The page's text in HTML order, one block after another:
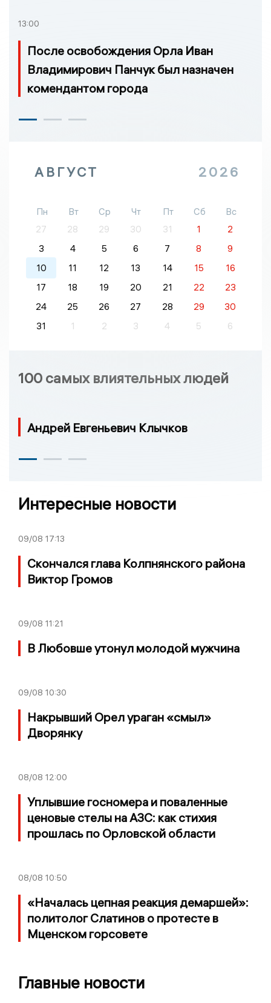
13:00
После освобождения Орла Иван
Владимирович Панчук был назначен
комендантом города
АВГУСТ 2026
Пн Вт Ср Чт Пт Сб
Вс
27
28 29 30 31 1
2
3
4 5 6 7 8
9
10
11 12 13 14 15
16
17
18 19 20 21 22
23
24
25 26 27 28 29
30
31
1 2 3 4 5 6
100 самых влиятельных людей
Андрей Евгеньевич Клычков
Интересные новости
09/08 17:13
Скончался глава Колпнянского района
Виктор Громов
09/08 11:21
В Любовше утонул молодой мужчина
09/08 10:30
Накрывший Орел ураган «смыл»
Дворянку
08/08 12:00
Уплывшие госномера и поваленные
ценовые стелы на АЗС: как стихия
прошлась по Орловской области
08/08 10:50
«Началась цепная реакция демаршей»:
политолог Слатинов о протесте в
Мценском горсовете
Главные новости